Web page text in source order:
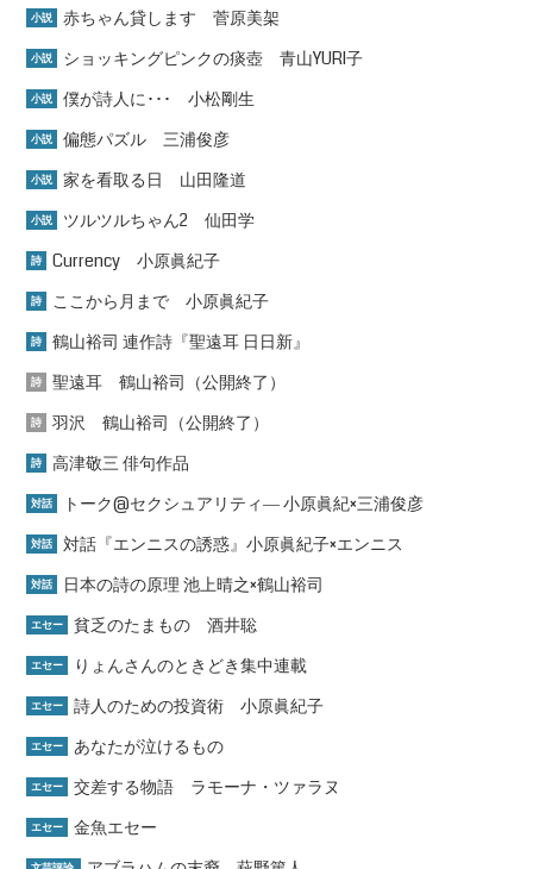
小説 赤ちゃん貸します 菅原美架
小説 ショッキングピンクの痰壺 青山YURI子
小説 僕が詩人に･･･ 小松剛生
小説 偏態パズル 三浦俊彦
小説 家を看取る日 山田隆道
小説 ツルツルちゃん2 仙田学
詩 Currency 小原眞紀子
詩 ここから月まで 小原眞紀子
詩 鶴山裕司 連作詩『聖遠耳 日日新』
詩 聖遠耳 鶴山裕司（公開終了）
詩 羽沢 鶴山裕司（公開終了）
詩 高津敬三 俳句作品
対話 トーク@セクシュアリティ― 小原眞紀×三浦俊彦
対話 対話『エンニスの誘惑』小原眞紀子×エンニス
対話 日本の詩の原理 池上晴之×鶴山裕司
エセー 貧乏のたまもの 酒井聡
エセー りょんさんのときどき集中連載
エセー 詩人のための投資術 小原眞紀子
エセー あなたが泣けるもの
エセー 交差する物語 ラモーナ・ツァラヌ
エセー 金魚エセー